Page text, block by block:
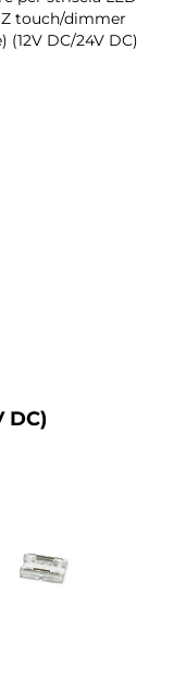
Z touch/dimmer
(12V DC/24V DC)
DC)